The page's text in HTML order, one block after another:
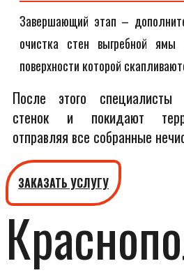
Завершающий этап –
очистка стен выгребной
поверхности которой
После этого специалисты
стенок и покидают
отправляя все собранные
ЗАКАЗАТЬ УСЛУГУ